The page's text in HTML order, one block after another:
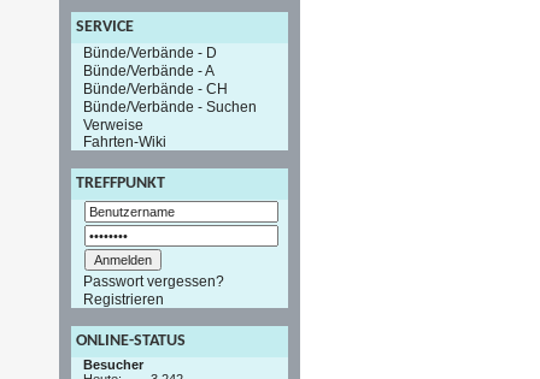
SERVICE
Bünde/Verbände - D
Bünde/Verbände - A
Bünde/Verbände - CH
Bünde/Verbände - Suchen
Verweise
Fahrten-Wiki
TREFFPUNKT
Passwort vergessen?
Registrieren
ONLINE-STATUS
Besucher